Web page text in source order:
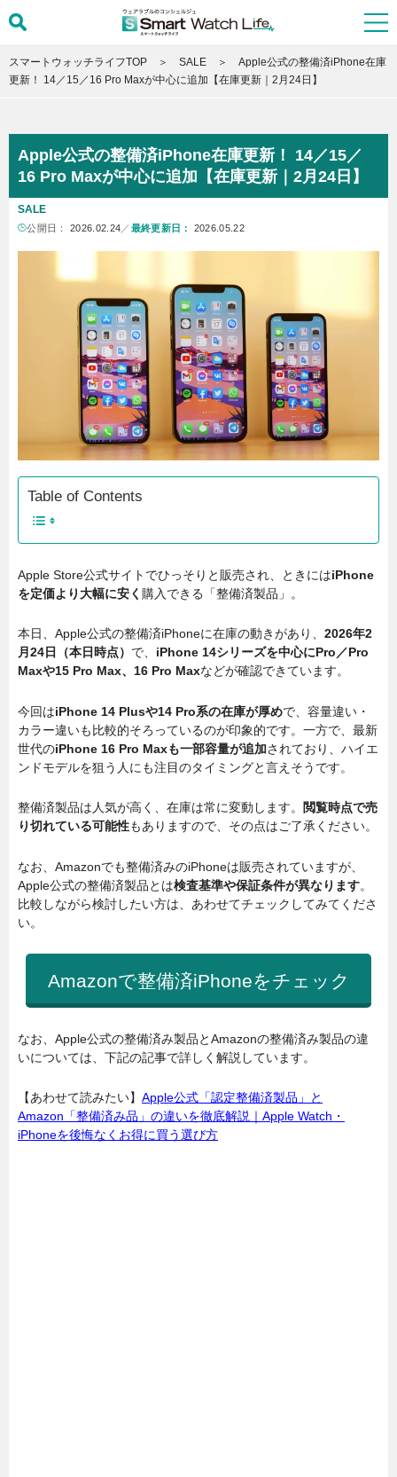
スマートウォッチライフTOP SALE
Apple公式の整備済iPhone在庫
更新！ 14／15／16 Pro Maxが中心に追加【在庫更新｜2月24日】
Apple公式の整備済iPhone在庫更新！ 14／15／
16 Pro Maxが中心に追加【在庫更新｜2月24日】
SALE
公開日： 2026.02.24 ／ 最終更新日： 2026.05.22
Table of Contents
Apple Store公式サイトでひっそりと販売され、ときにはiPhone
を定価より大幅に安く 購入できる「整備済製品」。
本日、Apple公式の整備済iPhoneに在庫の動きがあり、 2026年2
月24日（本日時点） で、 iPhone 14シリーズを中心にPro／Pro
Maxや15 Pro Max、16 Pro Maxなどが確認できています。
今回はiPhone 14 Plusや14 Pro系の在庫が厚めで、容量違い・
カラー違いも比較的そろっているのが印象的です。一方で、最新
世代のiPhone 16 Pro Maxも一部容量が追加されており、ハイエ
ンドモデルを狙う人にも注目のタイミングと言えそうです。
整備済製品は人気が高く、在庫は常に変動します。
閲覧時点で売
り切れている可能性もありますので、その点はご了承ください。
なお、Amazonでも整備済みのiPhoneは販売されていますが、
Apple公式の整備済製品とは検査基準や保証条件が異なります。
比較しながら検討したい方は、あわせてチェックしてみてくださ
い。
Amazonで整備済iPhoneをチェック
なお、Apple公式の整備済み製品とAmazonの整備済み製品の違
いについては、下記の記事で詳しく解説しています。
【あわせて読みたい】 Apple公式「認定整備済製品」と
Amazon「整備済み品」の違いを徹底解説｜Apple Watch・
iPhoneを後悔なくお得に買う選び方